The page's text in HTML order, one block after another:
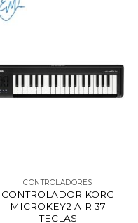
CONTROLADORES
CONTROLADOR KORG
MICROKEY2 AIR 37
TECLAS